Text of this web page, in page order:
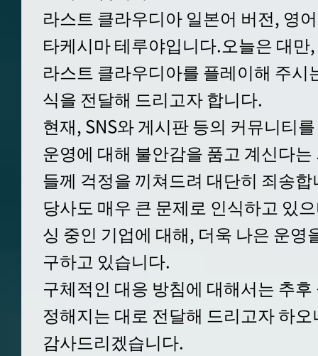
라스트 클라우디아 일본어 버전, 영
타케시마 테루야입니다.오늘은 대
라스트 클라우디아를 플레이해 주시
식을 전달해 드리고자 합니다.
현재, SNS와 게시판 등의 커뮤니티
운영에 대해 불안감을 품고 계신다
들께 걱정을 끼쳐드려 대단히 죄송
당사도 매우 큰 문제로 인식하고 있
싱 중인 기업에 대해, 더욱 나은 운영
구하고 있습니다.
구체적인 대응 방침에 대해서는 추
정해지는 대로 전달해 드리고자 하
감사드리겠습니다.